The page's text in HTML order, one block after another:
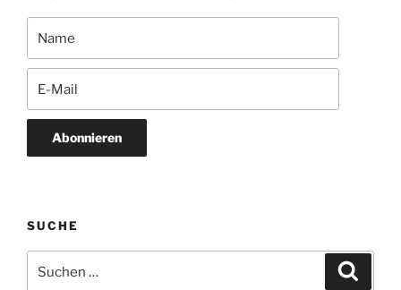
Abonnieren
SUCHE
nach: